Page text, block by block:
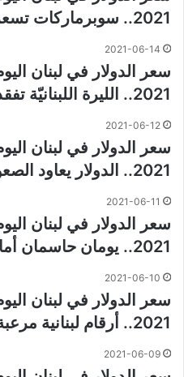
2021.. سوبرماركات تسعر على الـ18 ألف!
2021-06-14
2021.. الليرة اللبنانيّة تفقد 90 % من قيمتها
2021-06-12
2021.. الدولار يعاود الصعود إلى 15 آلاف ليرة
2021-06-11
2021.. يومان حاسمان أمام اللبنانيين
2021-06-10
2021.. أرقام لبنانية مرعبة
2021-06-09